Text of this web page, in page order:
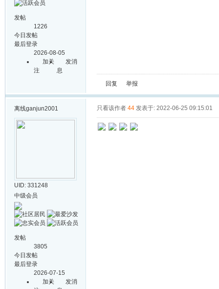
发帖
1226
今日发帖
最后登录
2026-08-05
加关
注
发消
息
回复 举报
离线ganjun2001
UID: 331248
中级会员
发帖
3805
今日发帖
最后登录
2026-07-15
加关
发消
只看该作者 44 发表于: 2022-06-25 09:15:01